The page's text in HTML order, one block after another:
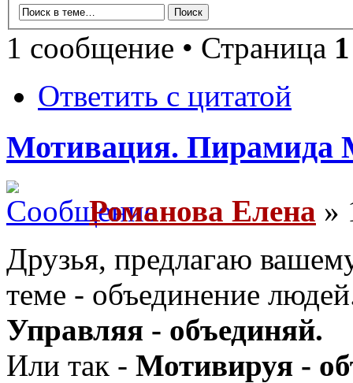
1 сообщение • Страница 1
Ответить с цитатой
Мотивация. Пирамида
Романова Елена »
Друзья, предлагаю
теме - объединение
Управляя - объединяй.
Или так - Мотивируя -